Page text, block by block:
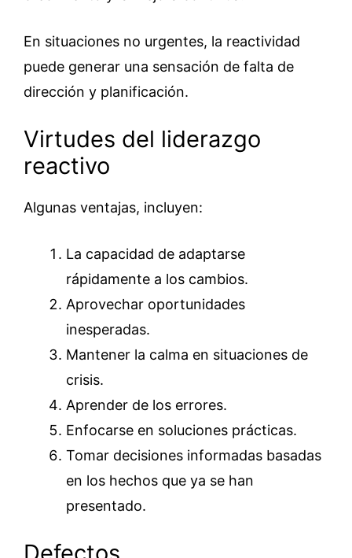
En situaciones no urgentes, la reactividad
puede generar una sensación de falta de
dirección y planificación.
Virtudes del liderazgo
reactivo
Algunas ventajas, incluyen:
La capacidad de adaptarse
rápidamente a los cambios.
Aprovechar oportunidades
inesperadas.
Mantener la calma en situaciones de
crisis.
Aprender de los errores.
Enfocarse en soluciones prácticas.
Tomar decisiones informadas basadas
en los hechos que ya se han
presentado.